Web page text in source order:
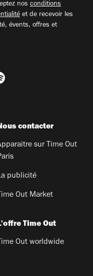
nos conditions
et de recevoir les
évents, offres et
contacter
sur Time Out
publicité
Out Market
Time Out
Out worldwide